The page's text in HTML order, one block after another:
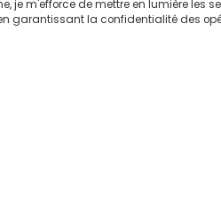
je m'efforce de mettre en lumière les
garantissant la confidentialité des